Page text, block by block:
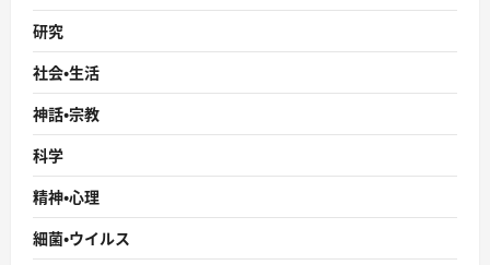
研究
社会・生活
神話・宗教
科学
精神・心理
細菌・ウイルス